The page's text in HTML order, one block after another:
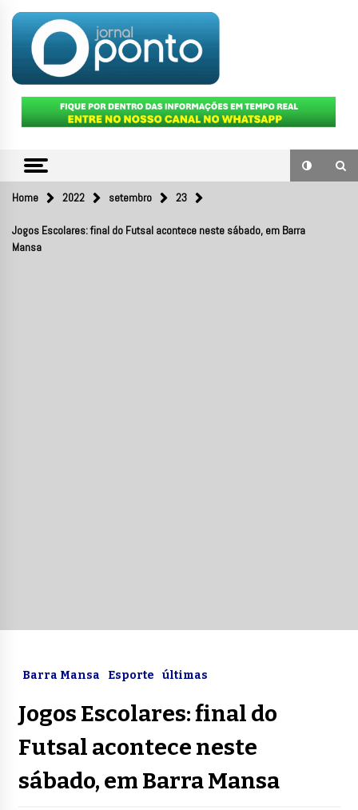
content
JORNAL
PONTO
Home 2022 setembro 23
Jogos Escolares: final do Futsal acontece neste sábado, em Barra
Mansa
Barra Mansa Esporte últimas
Jogos Escolares: final do
Futsal acontece neste
sábado, em Barra Mansa